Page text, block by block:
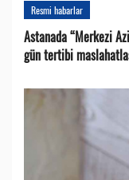
Resmi habarlar
Astanada “Merkezi
gün tertibi